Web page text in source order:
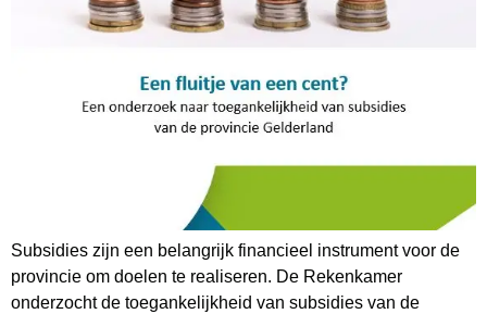
Subsidies zijn een belangrijk financieel instrument voor de
provincie om doelen te realiseren. De Rekenkamer
onderzocht de toegankelijkheid van subsidies van de